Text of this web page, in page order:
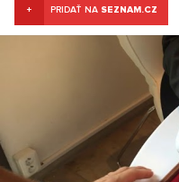
+ PRIDAŤ NA SEZNAM.CZ